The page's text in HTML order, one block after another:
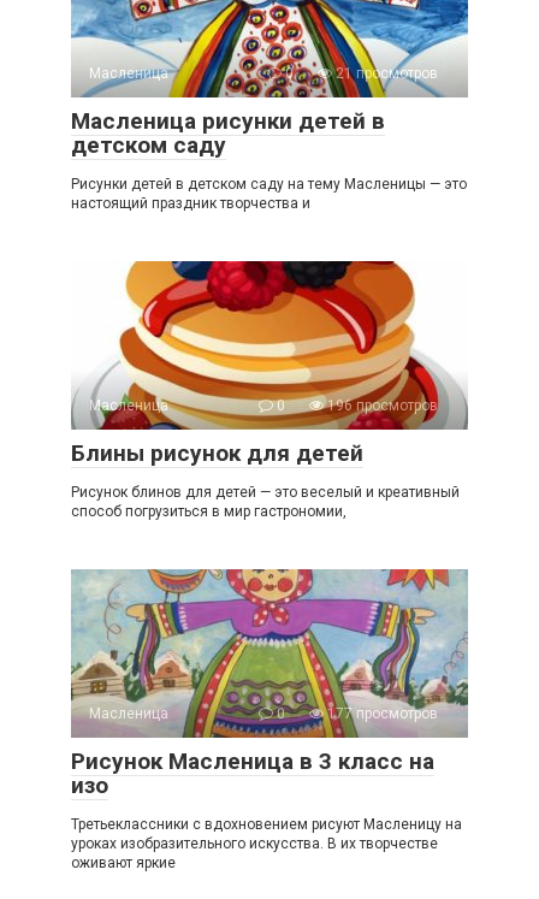
Масленица 0 21 просмотров
Масленица рисунки детей в
детском саду
Рисунки детей в детском саду на тему Масленицы — это
настоящий праздник творчества и
Масленица 0 196 просмотров
Блины рисунок для детей
Рисунок блинов для детей — это веселый и креативный
способ погрузиться в мир гастрономии,
Масленица 0 177 просмотров
Рисунок Масленица в 3 класс на
изо
Третьеклассники с вдохновением рисуют Масленицу на
уроках изобразительного искусства. В их творчестве
оживают яркие